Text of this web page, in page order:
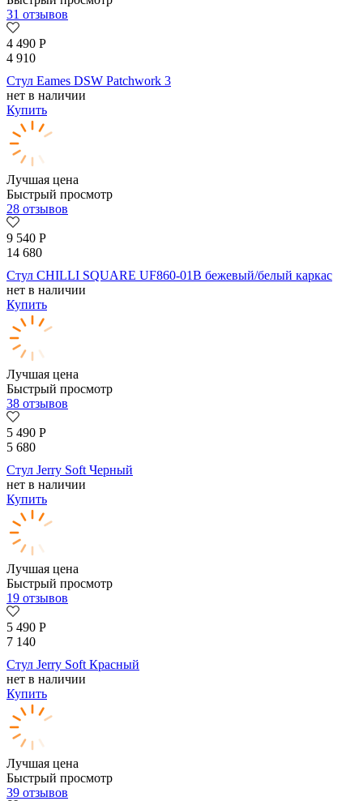
31 отзывов
4 490 Р
4 910
Стул Eames DSW Patchwork 3
нет в наличии
Купить
Лучшая цена
Быстрый просмотр
28 отзывов
9 540 Р
14 680
Стул CHILLI SQUARE UF860-01B бежевый/белый каркас
нет в наличии
Купить
Лучшая цена
Быстрый просмотр
38 отзывов
5 490 Р
5 680
Стул Jerry Soft Черный
нет в наличии
Купить
Лучшая цена
Быстрый просмотр
19 отзывов
5 490 Р
7 140
Стул Jerry Soft Красный
нет в наличии
Купить
Лучшая цена
Быстрый просмотр
39 отзывов